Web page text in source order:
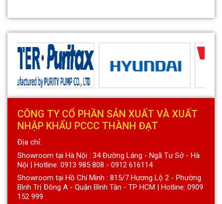
CÔNG TY CỔ PHẦN SẢN XUẤT VÀ XUẤT
NHẬP KHẨU PCCC THÀNH ĐẠT
Địa chỉ:
Showroom tại Hà Nội : 34 Đường Láng - Ngã Tư Sở - Hà
Nội | Hotline: 0913 985 808 - 0912 616114
Showroom tại Hồ Chí Minh : 815/7 Hương Lộ 2 - Phường
Bình Trị Đông A - Quận Bình Tân - TP HCM | Hotline: 0909
152 999